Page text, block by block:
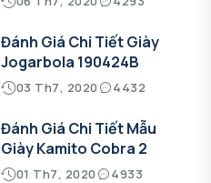
Đánh Giá Chi Tiết Giày
Jogarbola 190424B
03 Th7, 2020 4432
Đánh Giá Chi Tiết Mẫu
Giày Kamito Cobra 2
01 Th7, 2020 4933